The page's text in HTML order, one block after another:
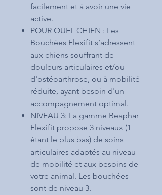
facilement et à avoir une vie
active.
POUR QUEL CHIEN : Les
Bouchées Flexifit s’adressent
aux chiens souffrant de
douleurs articulaires et/ou
d'ostéoarthrose, ou à mobilité
réduite, ayant besoin d'un
accompagnement optimal.
NIVEAU 3: La gamme Beaphar
Flexifit propose 3 niveaux (1
étant le plus bas) de soins
articulaires adaptés au niveau
de mobilité et aux besoins de
votre animal. Les bouchées
sont de niveau 3.